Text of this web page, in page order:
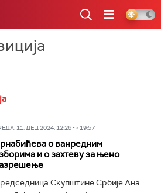
11. ДЕЦ 2024, 12:26 -> 19:57
о ванредним
и о захтеву за њено
Скупштине Србије Ана